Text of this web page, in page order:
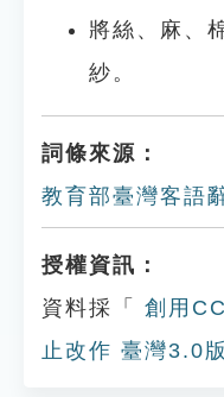
將絲、麻、
紗。
詞條來源：
教育部臺灣客語
授權資訊：
資料採「
創用
止改作 臺灣3.0